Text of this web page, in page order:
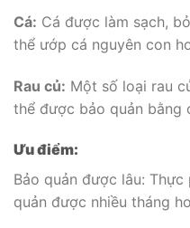
Cá: Cá được làm sạch,
thể ướp cá nguyên con
Rau củ: Một số loại rau
thể được bảo quản bằng
Ưu điểm:
Bảo quản được lâu:
quản được nhiều tháng